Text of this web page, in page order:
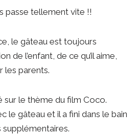
passe tellement vite !!
le gâteau est toujours
de l’enfant, de ce qu’il aime,
les parents.
sur le thème du film Coco.
le gâteau et il a fini dans le bain